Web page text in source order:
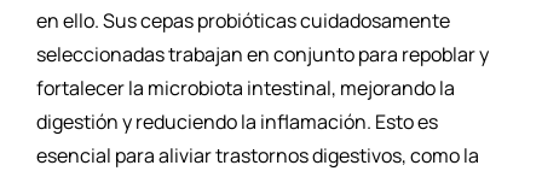
en ello. Sus cepas probióticas cuidadosamente
seleccionadas trabajan en conjunto para repoblar y
fortalecer la microbiota intestinal, mejorando la
digestión y reduciendo la inflamación. Esto es
esencial para aliviar trastornos digestivos, como la